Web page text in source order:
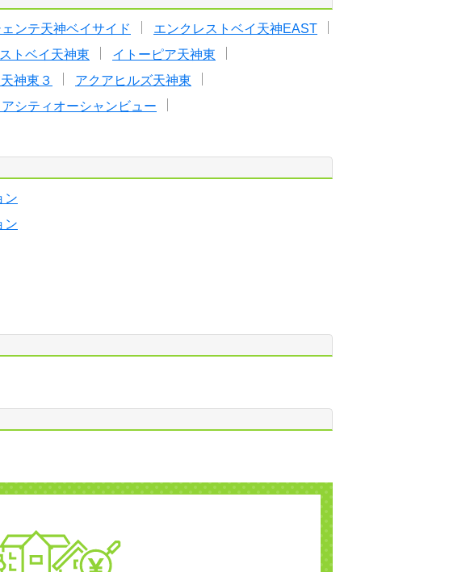
ンテ天神ベイサイド
エンクレストベイ天神EAST
トベイ天神東
イトーピア天神東
神東３
アクアヒルズ天神東
シティオーシャンビュー
ン
ン